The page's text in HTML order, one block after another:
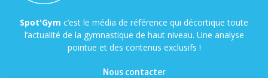
Spot'Gym c’est le média de référence qui décortique toute
l’actualité de la gymnastique de haut niveau. Une analyse
pointue et des contenus exclusifs !
Nous contacter